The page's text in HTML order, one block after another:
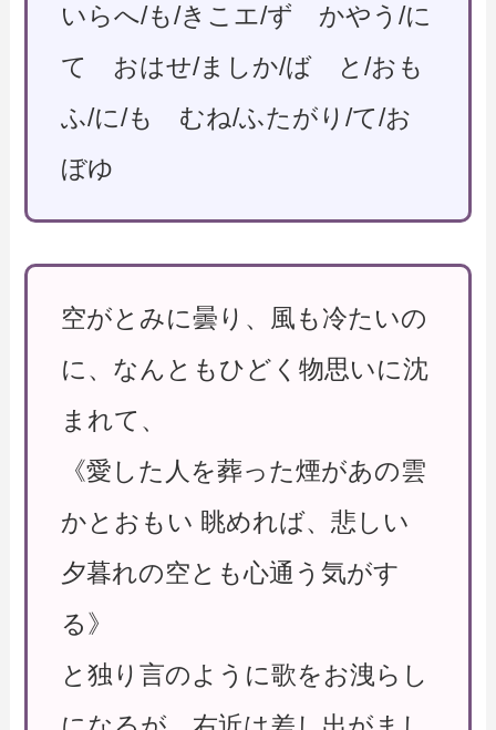
いらへ/も/きこエ/ず かやう/に
て おはせ/ましか/ば と/おも
ふ/に/も むね/ふたがり/て/お
ぼゆ
空がとみに曇り、風も冷たいの
に、なんともひどく物思いに沈
まれて、
《愛した人を葬った煙があの雲
かとおもい 眺めれば、悲しい
夕暮れの空とも心通う気がす
る》
と独り言のように歌をお洩らし